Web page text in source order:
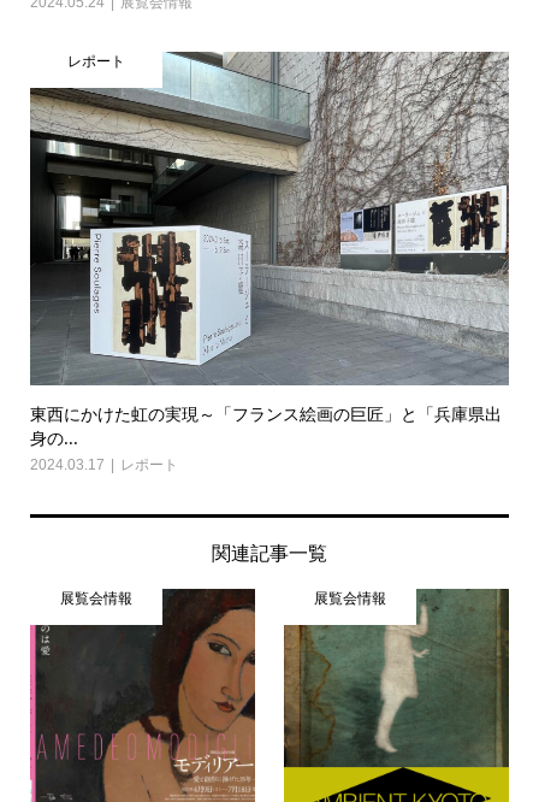
レポート
東西にかけた虹の実現～「フランス絵画の巨匠」と「兵庫県出
身の...
2024.03.17 レポート
関連記事一覧
展覧会情報 展覧会情報